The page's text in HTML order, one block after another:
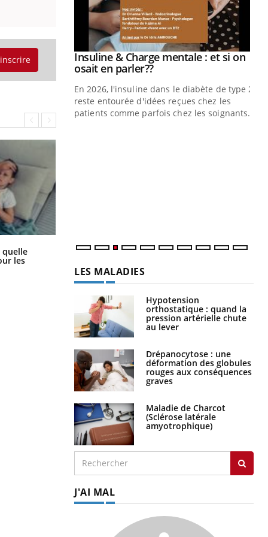
quelle
les
Syndrome métabolique : quels sont
pour
ce qui la rend
Youtube
Insuline & Charge mentale : et si on
osait en parler??Youtube
En 2026, l'insuline dans le diabète de type 2
reste entourée d'idées reçues chez les
patients comme parfois chez les soignants.
LES MALADIES
Hypotension
orthostatique : quand la
pression artérielle chute
au lever
Drépanocytose : une
déformation des globules
rouges aux conséquences
graves
Maladie de Charcot
(Sclérose latérale
amyotrophique)
J'AI MAL